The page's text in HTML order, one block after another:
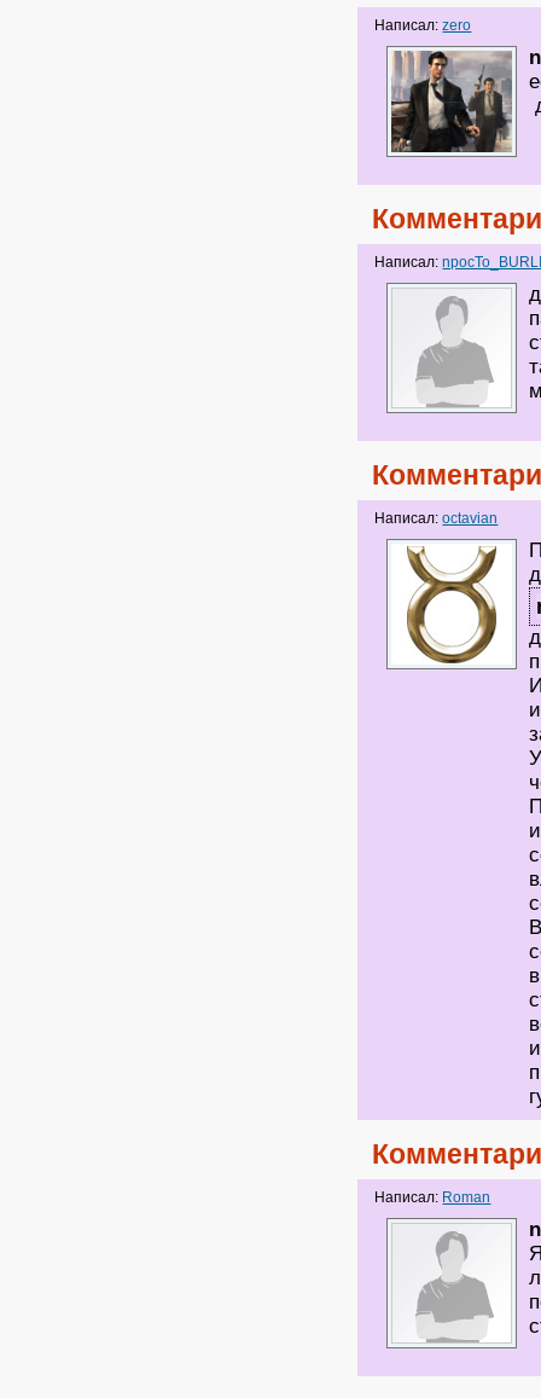
Написал:zero
Написал:
Написал:octavian
Написал: Roman